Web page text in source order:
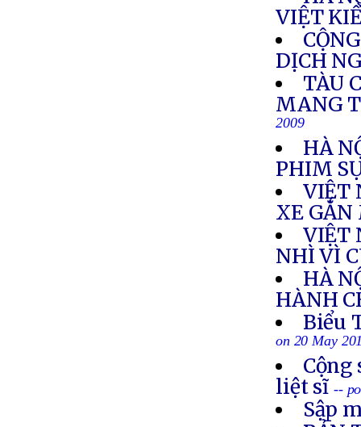
VIỆT
DỊCH
TÀU
MANG
2009
HÀ
PHIM
VIỆT
XE
VIỆT
NHÌ VÌ
HÀ
HÀNH
Biểu
on 20 May
Cộng
liệt sĩ --
Sập